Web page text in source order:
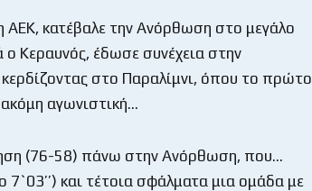
ΑΕΚ, κατέβαλε την Ανόρθωση στο μεγάλο
ο Κεραυνός, έδωσε συνέχεια στην
στο Παραλίμνι, όπου το πρώτο
αγωνιστική…
(76-58) πάνω στην Ανόρθωση, που…
και τέτοια σφάλματα μια ομάδα με